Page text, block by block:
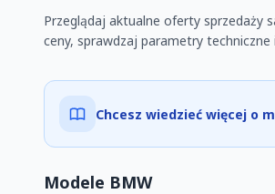
Przeglądaj aktualne oferty sprzedaży
ceny, sprawdzaj parametry
Chcesz wiedzieć więcej o
Modele BMW